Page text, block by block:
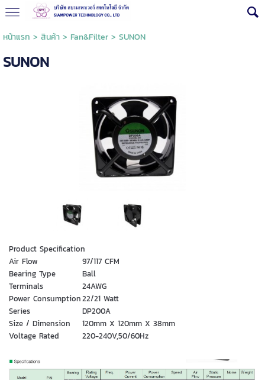
หน้าแรก > สินค้า> Fan&Filter> SUNON
SUNON
Product Specification
Air Flow
97/117 CFM
Bearing Type
Ball
Terminals
24AWG
Power Consumption22/21 Watt
Series
DP200A
Size / Dimension
120mm X 120mm X 38mm
Voltage Rated
220-240V,50/60Hz